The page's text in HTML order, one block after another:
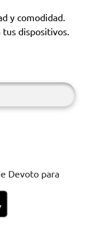
y comodidad.
tus dispositivos.
Devoto para